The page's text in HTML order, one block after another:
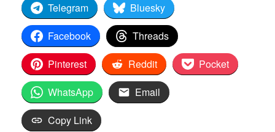
Telegram
Bluesky
Facebook
Threads
Pinterest
Reddit
Pocket
WhatsApp
Email
Copy Link